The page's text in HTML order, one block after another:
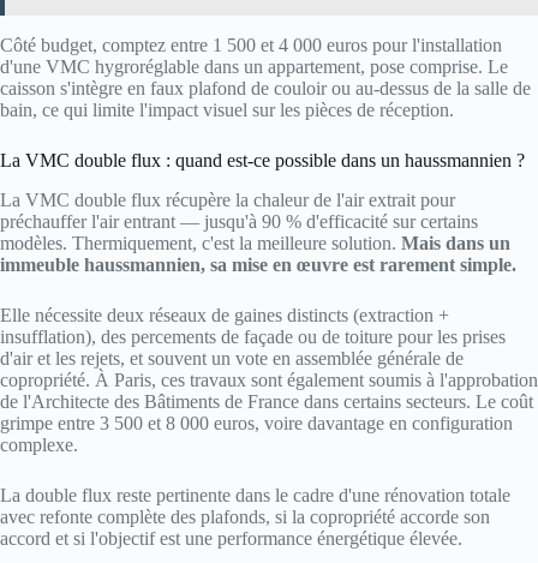
Côté budget, comptez entre 1 500 et 4 000 euros pour l'installation
d'une VMC hygroréglable dans un appartement, pose comprise. Le
caisson s'intègre en faux plafond de couloir ou au-dessus de la salle de
bain, ce qui limite l'impact visuel sur les pièces de réception.
La VMC double flux : quand est-ce possible dans un haussmannien ?
La VMC double flux récupère la chaleur de l'air extrait pour
préchauffer l'air entrant — jusqu'à 90 % d'efficacité sur certains
modèles. Thermiquement, c'est la meilleure solution. Mais dans un
immeuble haussmannien, sa mise en œuvre est rarement simple.
Elle nécessite deux réseaux de gaines distincts (extraction +
insufflation), des percements de façade ou de toiture pour les prises
d'air et les rejets, et souvent un vote en assemblée générale de
copropriété. À Paris, ces travaux sont également soumis à l'approbation
de l'Architecte des Bâtiments de France dans certains secteurs. Le coût
grimpe entre 3 500 et 8 000 euros, voire davantage en configuration
complexe.
La double flux reste pertinente dans le cadre d'une rénovation totale
avec refonte complète des plafonds, si la copropriété accorde son
accord et si l'objectif est une performance énergétique élevée.